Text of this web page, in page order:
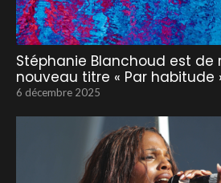
Stéphanie Blanchoud est de
nouveau titre « Par habitude
6 décembre 2025